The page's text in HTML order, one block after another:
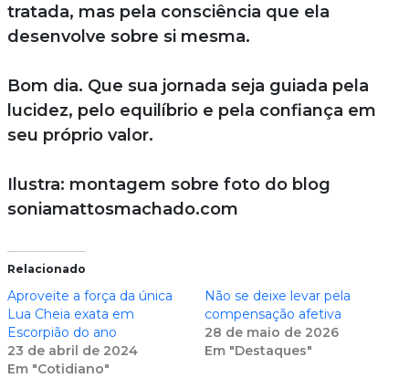
tratada, mas pela consciência que ela
desenvolve sobre si mesma.
Bom dia. Que sua jornada seja guiada pela
lucidez, pelo equilíbrio e pela confiança em
seu próprio valor.
Ilustra: montagem sobre foto do blog
soniamattosmachado.com
Relacionado
Aproveite a força da única
Lua Cheia exata em
Escorpião do ano
23 de abril de 2024
Em "Cotidiano"
Não se deixe levar pela
compensação afetiva
28 de maio de 2026
Em "Destaques"